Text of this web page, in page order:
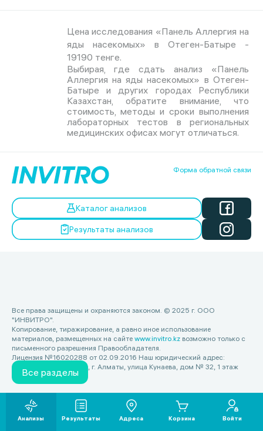
Анализы Результаты Адреса Корзина Войти
Все разделы
Цена исследования «Панель Аллергия на
яды насекомых» в Отеген-Батыре -
19190 тенге.
Выбирая, где сдать анализ «Панель
Аллергия на яды насекомых» в Отеген-
Батыре и других городах Республики
Казахстан, обратите внимание, что
стоимость, методы и сроки выполнения
лабораторных тестов в региональных
медицинских офисах могут отличаться.
Форма обратной связи
Каталог анализов
Результаты анализов
Все права защищены и охраняются законом. © 2025 г. ООО
"ИНВИТРО".
Копирование, тиражирование, а равно иное использование
материалов, размещенных на сайте www.invitro.kz возможно только с
письменного разрешения Правообладателя.
Лицензия №16020288 от 02.09.2016 Наш юридический адрес:
Республика Казахстан, г. Алматы, улица Кунаева, дом № 32, 1 этаж